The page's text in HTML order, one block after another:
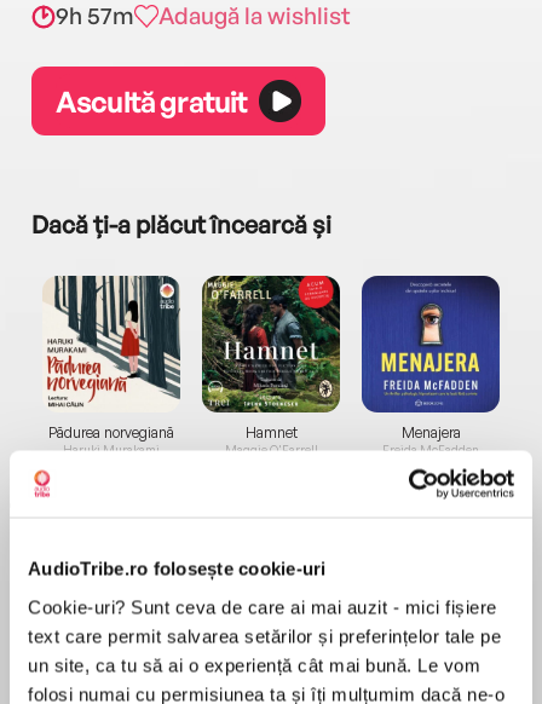
AudioTribe.ro folosește cookie-uri
Cookie-uri? Sunt ceva de care ai mai auzit - mici fișiere
text care permit salvarea setărilor și preferințelor tale pe
un site, ca tu să ai o experiență cât mai bună. Le vom
folosi numai cu permisiunea ta și îți mulțumim dacă ne-o
9h 57m Adaugă la wishlist
Ascultă gratuit
Dacă ți-a plăcut încearcă și
Pădurea norvegiană
Haruki Murakami
Elita de Argint (Elita
de...
Dani Francis
Hamnet
Maggie O'Farrell
Diavolul se îmbracă de
la...
Lauren Weisberger
Menajera
Freida McFadden
Migdală
Sohn Won-pyung